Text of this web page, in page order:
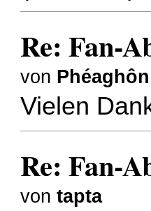
Re: Fan-
von Phéaghôn
Vielen
Re: Fan-
vontapta